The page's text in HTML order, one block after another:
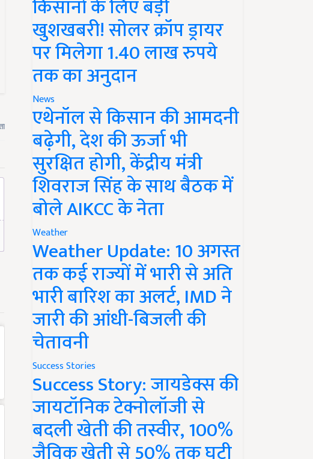
किसानों के लिए बड़ी
खुशखबरी! सोलर क्रॉप ड्रायर
पर मिलेगा 1.40 लाख रुपये
तक का अनुदान
News
एथेनॉल से किसान की आमदनी
बढ़ेगी, देश की ऊर्जा भी
सुरक्षित होगी, केंद्रीय मंत्री
शिवराज सिंह के साथ बैठक में
बोले AIKCC के नेता
Weather
Weather Update: 10 अगस्त
तक कई राज्यों में भारी से अति
भारी बारिश का अलर्ट, IMD ने
जारी की आंधी-बिजली की
चेतावनी
Success Stories
Success Story: जायडेक्स की
जायटॉनिक टेक्नोलॉजी से
बदली खेती की तस्वीर, 100%